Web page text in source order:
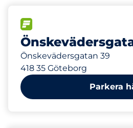
Önskevädersgatan 39
418 35 Göteborg
Parkera